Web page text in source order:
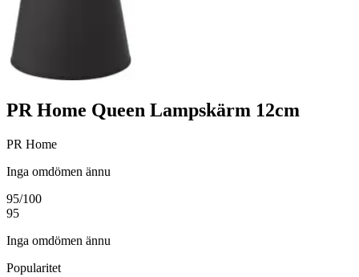
PR Home Queen Lampskärm 12cm
PR Home
Inga omdömen ännu
95/100
95
Inga omdömen ännu
Popularitet